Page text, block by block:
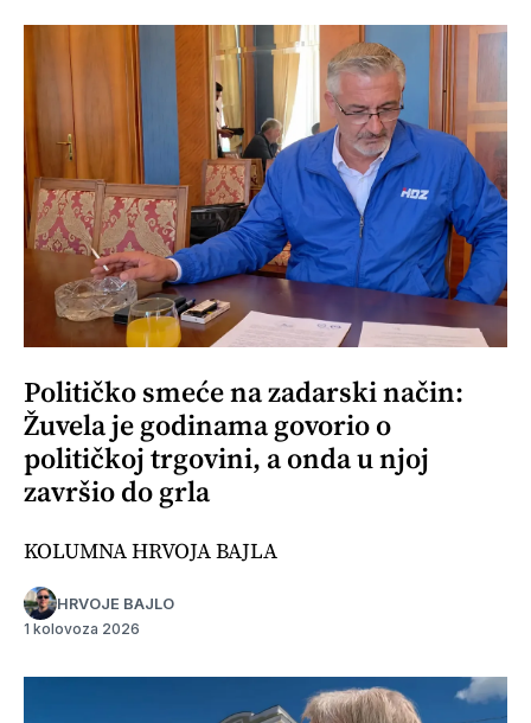
Političko smeće na zadarski način:
Žuvela je godinama govorio o
političkoj trgovini, a onda u njoj
završio do grla
KOLUMNA HRVOJA BAJLA
HRVOJE BAJLO
1 kolovoza 2026